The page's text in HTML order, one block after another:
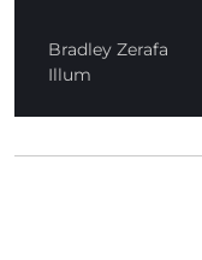
Bradley Zerafa
Illum